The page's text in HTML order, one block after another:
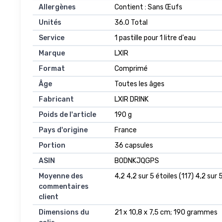
Allergènes
‎Contient : Sans Œufs
Unités
‎36.0 Total
Service
‎1 pastille pour 1 litre d'eau
Marque
‎LXIR
Format
‎Comprimé
Âge
‎Toutes les âges
Fabricant
‎LXIR DRINK
Poids de l'article
‎190 g
Pays d'origine
‎France
Portion
‎36 capsules
ASIN
B0DNKJQGPS
Moyenne des
commentaires
client
4,2 4,2 sur 5 étoiles (117) 4,2 sur
Dimensions du
21 x 10,8 x 7,5 cm; 190 grammes